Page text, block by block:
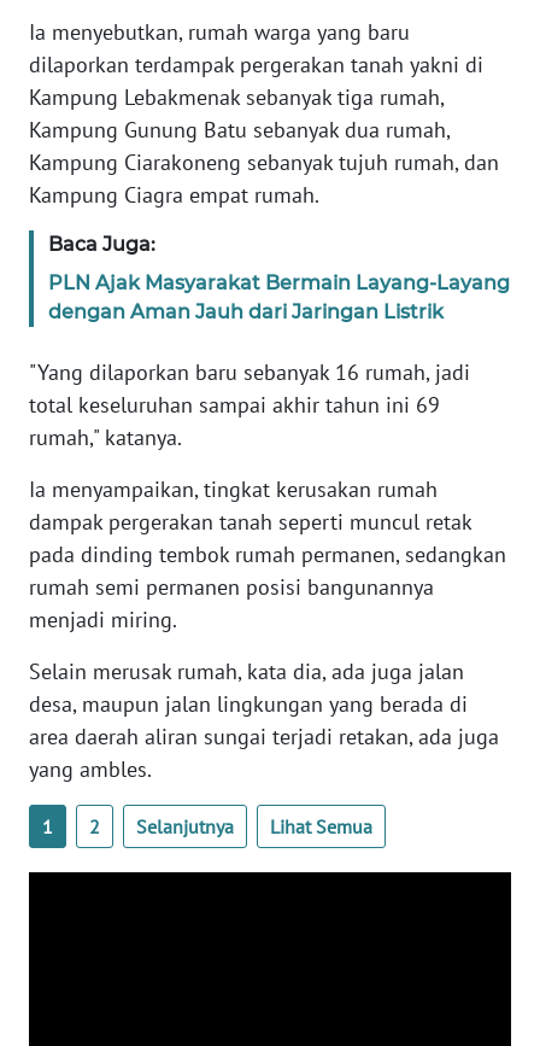
Ia menyebutkan, rumah warga yang baru
dilaporkan terdampak pergerakan tanah yakni di
Kampung Lebakmenak sebanyak tiga rumah,
Kampung Gunung Batu sebanyak dua rumah,
Kampung Ciarakoneng sebanyak tujuh rumah, dan
Kampung Ciagra empat rumah.
Baca Juga:
PLN Ajak Masyarakat Bermain Layang-Layang
dengan Aman Jauh dari Jaringan Listrik
"Yang dilaporkan baru sebanyak 16 rumah, jadi
total keseluruhan sampai akhir tahun ini 69
rumah," katanya.
Ia menyampaikan, tingkat kerusakan rumah
dampak pergerakan tanah seperti muncul retak
pada dinding tembok rumah permanen, sedangkan
rumah semi permanen posisi bangunannya
menjadi miring.
Selain merusak rumah, kata dia, ada juga jalan
desa, maupun jalan lingkungan yang berada di
area daerah aliran sungai terjadi retakan, ada juga
yang ambles.
1 2 Selanjutnya Lihat Semua
PAPUA
BARAT
WN
RIAU
WN
SERAMBI
JAMBI
WN
WN
NTB
WN
SULTENG
WN
SULBAR
BABEL